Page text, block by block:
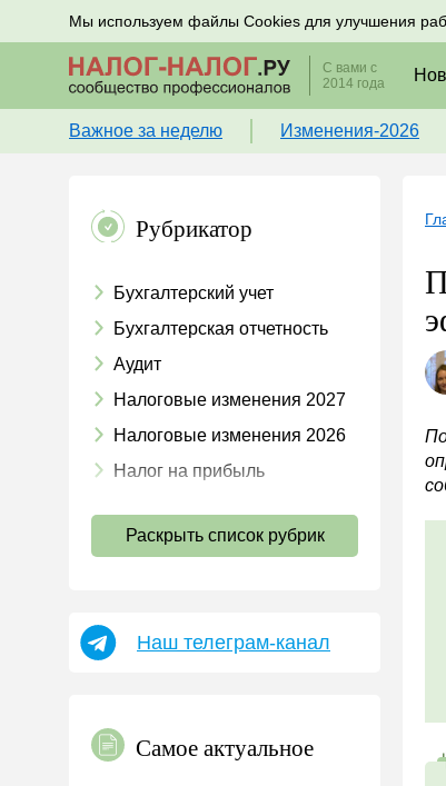
Мы используем файлы Cookies для улучшения
Подписывайтесь на новости по налогам,
С вами с
2014 года
Важное за неделю Изменения-2026
Рубрикатор
Бухгалтерский учет
Бухгалтерская отчетность
Аудит
Налоговые изменения 2027
Налоговые изменения 2026
Налог на прибыль
Страховые взносы 2026
УСН
Земельный налог
Раскрыть список рубрик
Наш телеграм-канал
Самое актуальное